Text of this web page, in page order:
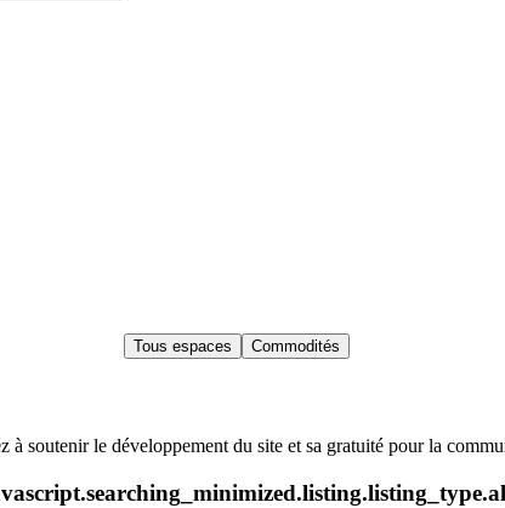
Tous espaces
Commodités
soutenir le développement du site et sa gratuité pour la